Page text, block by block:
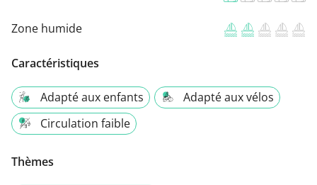
Zone humide
Caractéristiques
Adapté aux enfants
Adapté aux vélos
Circulation faible
Thèmes